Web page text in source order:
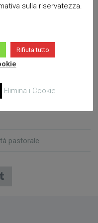
pastorale
sulla riservatezza.
Rifiuta tutto
Elimina i Cookie